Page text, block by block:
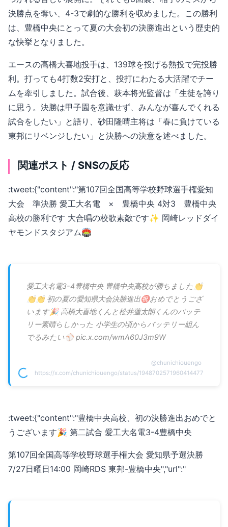
決勝点を奪い、4-3で劇的な勝利を収めました。この勝利
は、豊橋中央にとって夏の大会初の決勝進出という歴史的
な快挙となりました。
エースの髙橋大喜地投手は、139球を投げる熱投で完投勝
利。打っても4打数2安打と、投打にわたる大活躍でチー
ムを牽引しました。試合後、萩本将光監督は「生徒を誇り
に思う。決勝は甲子園を意識せず、みんなが喜んでくれる
試合をしたい」と語り、砂田隆晴主将は「春に負けている
東邦にリベンジしたい」と決勝への決意を述べました。
関連ポスト / SNSの反応
:tweet:{"content":"第107回全国高等学校野球選手権愛知
大会 準決勝 愛工大名電 × 豊橋中央 4対3 豊橋中央
高校の勝利です 大合唱の校歌素敵です✨ 岡崎レッドダイ
ヤモンドスタジアム🏟
愛工大名電3-4豊橋中央 豊橋中央高校が勝ちました👏
👏👏 初の夏の愛知県大会決勝進出㊗️おめでとうござ
います🎉 高橋大喜地くんと松井蓮太朗くんのバッテ
リー素晴らしかった 小学生の頃からバッテリー組ん
でるみたい⚾️ pic.x.com/wmA60J3m9W
@chunichiouengo
https://x.com/chunichiouengo/status/1948702571960414477
:tweet:{"content":"豊橋中央高校、初の決勝進出おめでと
うございます🎉 第二試合 愛工大名電3-4豊橋中央
第107回全国高等学校野球選手権大会 愛知県予選決勝
7/27日曜日14:00 岡崎RDS 東邦-豊橋中央","url":"